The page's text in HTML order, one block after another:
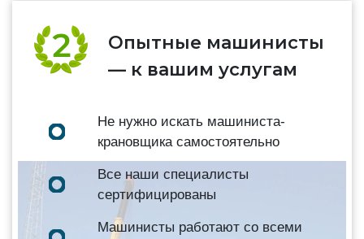
Опытные машинисты
— к вашим услугам
Не нужно искать машиниста-
крановщика самостоятельно
Все наши специалисты
сертифицированы
Машинисты работают со всеми